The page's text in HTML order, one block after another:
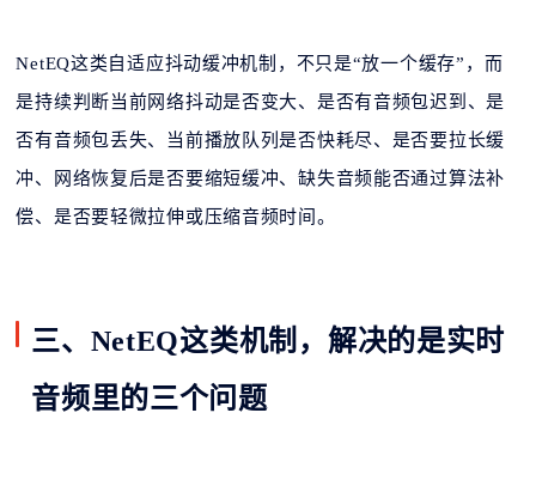
NetEQ这类自适应抖动缓冲机制，不只是“放一个缓存”，而
是持续判断当前网络抖动是否变大、是否有音频包迟到、是
否有音频包丢失、当前播放队列是否快耗尽、是否要拉长缓
冲、网络恢复后是否要缩短缓冲、缺失音频能否通过算法补
偿、是否要轻微拉伸或压缩音频时间。
三、NetEQ这类机制，解决的是实时
音频里的三个问题